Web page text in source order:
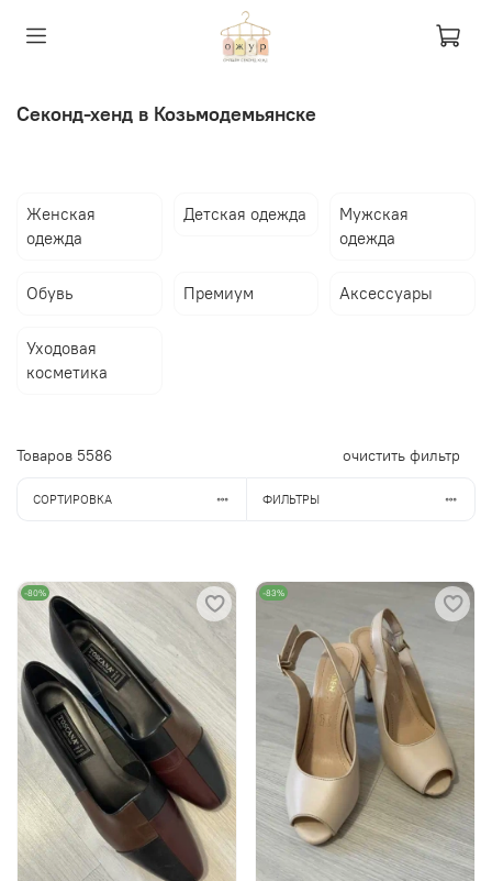
Секонд-хенд в Козьмодемьянске
Женская
одежда
Детская одежда
Мужская
одежда
Обувь Премиум Аксессуары
Уходовая
косметика
Товаров 5586 очистить фильтр
СОРТИРОВКА ФИЛЬТРЫ
-80% -83%